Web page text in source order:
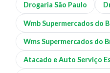
Drogaria São Paulo
Wmb Supermercados do
Wms Supermercados do
Atacado e Auto Serviço